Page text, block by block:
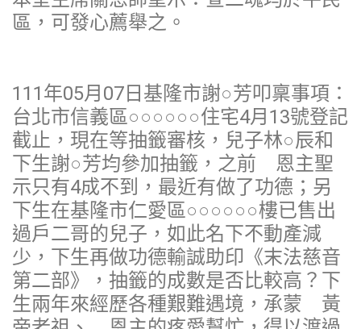
區，可發心薦舉之。
111年05月07日基隆市謝○芳叩稟事項：
台北市信義區○○○○○○住宅4月13號登記
截止，現在等抽籤審核，兒子林○辰和
下生謝○芳均參加抽籤，之前 恩主聖
示只有4成不到，最近有做了功德；另
下生在基隆市仁愛區○○○○○○樓已售出
過戶二哥的兒子，如此名下不動產減
少，下生再做功德輸誠助印《末法慈音
第二部》，抽籤的成數是否比較高？下
生兩年來經歷各種艱難遇境，承蒙 黃